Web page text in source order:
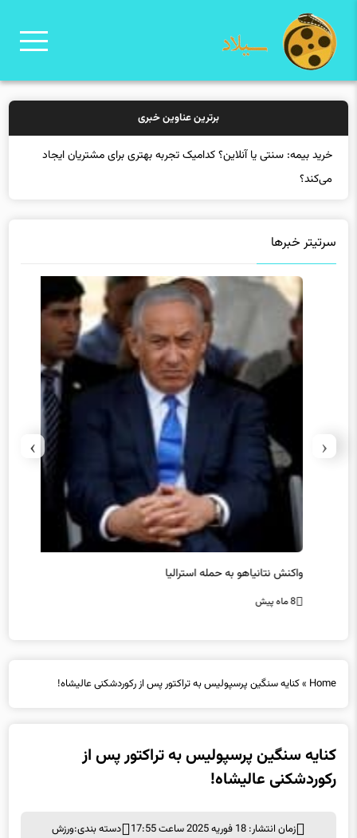
برترین عناوین خبری
خرید بیمه: سنتی یا آنلاین؟ کدامیک تجربه بهتری برای مشتریان ایجاد
می‌کند؟
سرتیتر خبرها
واکنش نتانیاهو به حمله استرالیا
‹
›
Home
»کنایه سنگین پرسپولیس به تراکتور پس از رکوردشکنی عالیشاه!
کنایه سنگین پرسپولیس به تراکتور پس از
رکوردشکنی عالیشاه!
زمان انتشار: 18 فوریه 2025 ساعت 17:55 دسته بندی:ورزش